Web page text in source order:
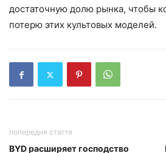
достаточную долю рынка, чтобы
потерю этих культовых моделей.
попередня стаття
BYD расширяет господство